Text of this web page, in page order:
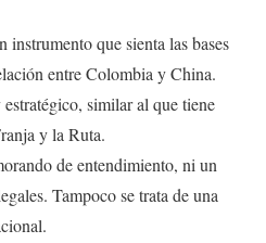
que sienta las bases
entre Colombia y China.
similar al que tiene
y la Ruta.
de entendimiento, ni un
Tampoco se trata de una